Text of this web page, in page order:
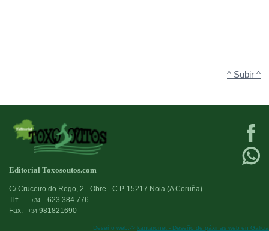
^ Subir ^
Editorial Toxosoutos.com
C/ Cruceiro do Rego, 2 - Obre - C.P. 15217 Noia (A Coruña)
Tlf:
+34
623 384 776
Fax:
+34 981821690
Deseño web:-> kantaronet - Deseño de páxinas web en Galicia